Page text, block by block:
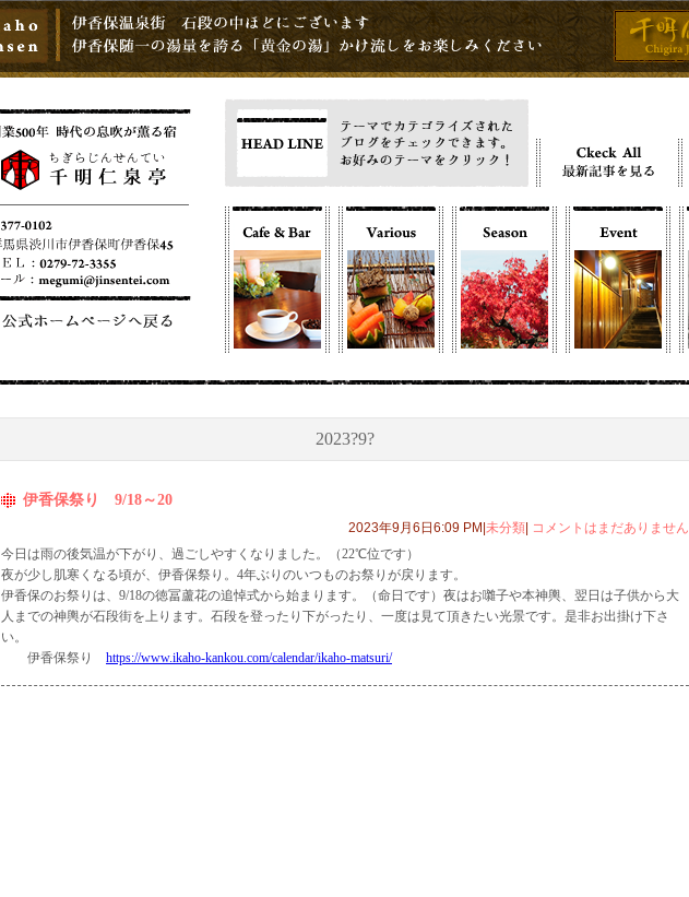
2023?9?
伊香保祭り 9/18～20
2023年9月6日6:09 PM| 未分類 コメントはまだありません
今日は雨の後気温が下がり、過ごしやすくなりました。（22℃位です）
夜が少し肌寒くなる頃が、伊香保祭り。4年ぶりのいつものお祭りが戻ります。
伊香保のお祭りは、9/18の徳冨蘆花の追悼式から始まります。（命日です）夜はお囃子や本神輿、翌日は子供から大
人までの神輿が石段街を上ります。石段を登ったり下がったり、一度は見て頂きたい光景です。是非お出掛け下さ
い。
伊香保祭り https://www.ikaho-kankou.com/calendar/ikaho-matsuri/